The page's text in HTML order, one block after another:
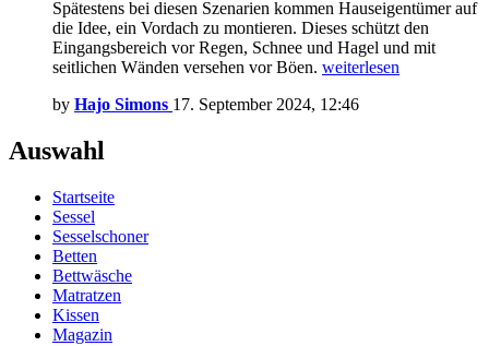
Spätestens bei diesen Szenarien kommen Hauseigentümer auf
die Idee, ein Vordach zu montieren. Dieses schützt den
Eingangsbereich vor Regen, Schnee und Hagel und mit
seitlichen Wänden versehen vor Böen. weiterlesen
by Hajo Simons 17. September 2024, 12:46
Auswahl
Startseite
Sessel
Sesselschoner
Betten
Bettwäsche
Matratzen
Kissen
Magazin